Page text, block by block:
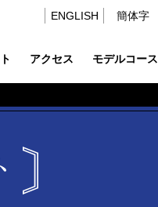
ENGLISH 簡体字
アクセス モデルコース